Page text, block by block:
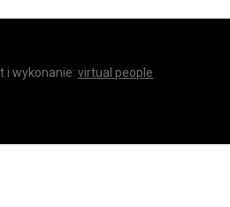
i wykonanie: virtual people